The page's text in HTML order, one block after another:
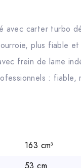
avec carter turbo
plus fiable
frein de lame
: fiable,
163 cm³